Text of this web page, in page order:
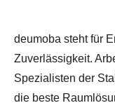
deumoba steht für
Zuverlässigkeit.
Spezialisten der
die beste